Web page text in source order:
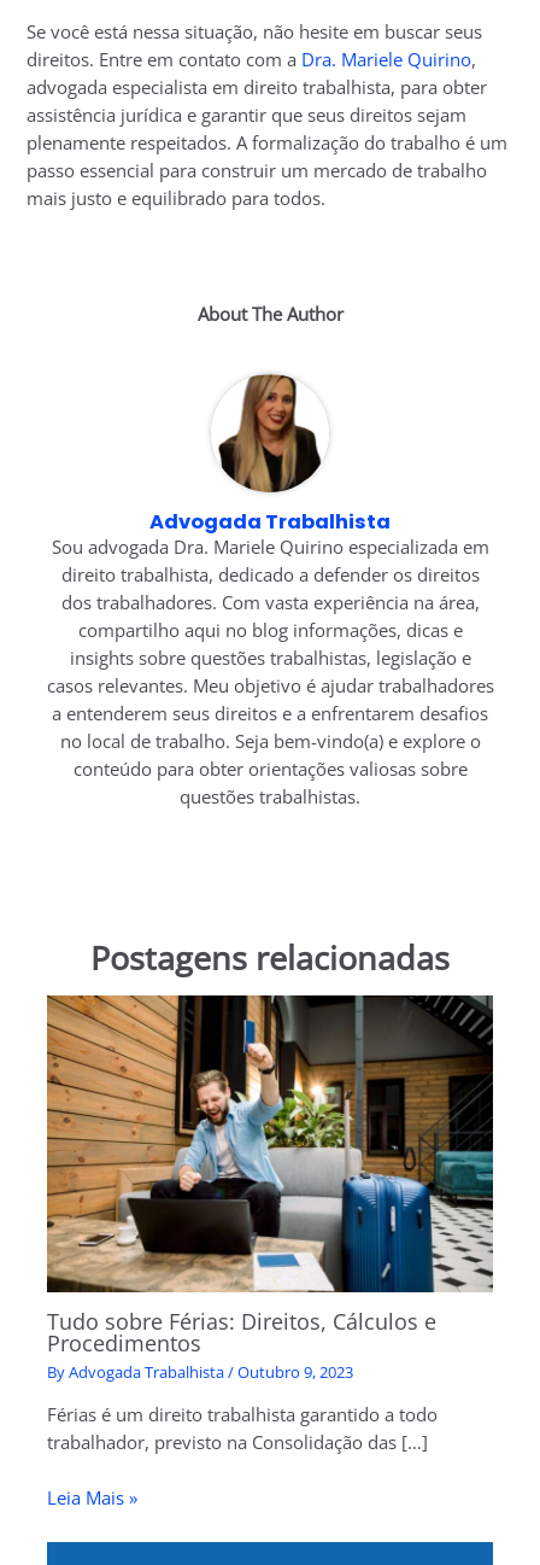
Se você está nessa situação, não hesite em buscar seus
direitos. Entre em contato com a Dra. Mariele Quirino,
advogada especialista em direito trabalhista, para obter
assistência jurídica e garantir que seus direitos sejam
plenamente respeitados. A formalização do trabalho é um
passo essencial para construir um mercado de trabalho
mais justo e equilibrado para todos.
About The Author
Advogada Trabalhista
Sou advogada Dra. Mariele Quirino especializada em
direito trabalhista, dedicado a defender os direitos
dos trabalhadores. Com vasta experiência na área,
compartilho aqui no blog informações, dicas e
insights sobre questões trabalhistas, legislação e
casos relevantes. Meu objetivo é ajudar trabalhadores
a entenderem seus direitos e a enfrentarem desafios
no local de trabalho. Seja bem-vindo(a) e explore o
conteúdo para obter orientações valiosas sobre
questões trabalhistas.
Postagens relacionadas
Tudo sobre Férias: Direitos, Cálculos e
Procedimentos
ByAdvogada Trabalhista/Outubro 9, 2023
Férias é um direito trabalhista garantido a todo
trabalhador, previsto na Consolidação das […]
Leia Mais »